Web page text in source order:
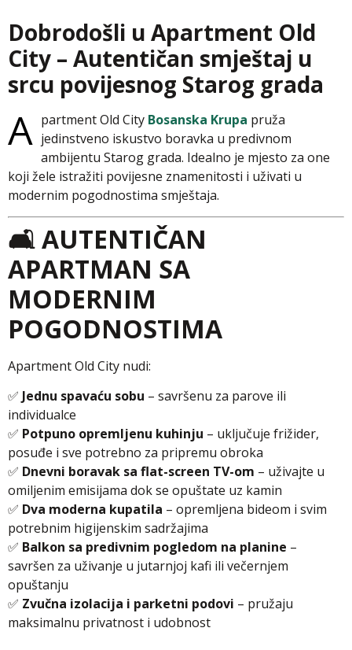
Dobrodošli u Apartment Old
City – Autentičan smještaj u
srcu povijesnog Starog grada
A partment Old City Bosanska Krupa pruža
jedinstveno iskustvo boravka u predivnom
ambijentu Starog grada. Idealno je mjesto za one
koji žele istražiti povijesne znamenitosti i uživati u
modernim pogodnostima smještaja.
🛋️ AUTENTIČAN
APARTMAN SA
MODERNIM
POGODNOSTIMA
Apartment Old City nudi:
✅ Jednu spavaću sobu – savršenu za parove ili
individualce
✅ Potpuno opremljenu kuhinju – uključuje frižider,
posuđe i sve potrebno za pripremu obroka
✅ Dnevni boravak sa flat-screen TV-om – uživajte u
omiljenim emisijama dok se opuštate uz kamin
✅ Dva moderna kupatila – opremljena bideom i svim
potrebnim higijenskim sadržajima
✅ Balkon sa predivnim pogledom na planine –
savršen za uživanje u jutarnjoj kafi ili večernjem
opuštanju
✅ Zvučna izolacija i parketni podovi – pružaju
maksimalnu privatnost i udobnost